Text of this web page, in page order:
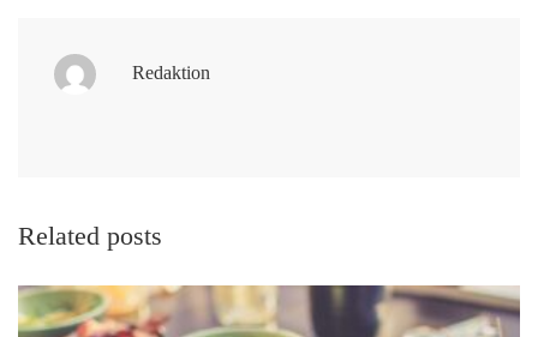
Redaktion
Related posts